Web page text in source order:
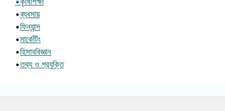
•ব্যবসায়
•ফিন্যান্স
•মার্কেটিং
•হিসাববিজ্ঞান
•তথ্য ও প্রযুক্তি